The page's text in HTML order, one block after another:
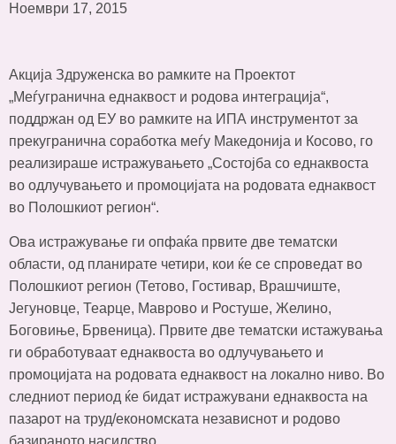
Ноември 17, 2015
Акција Здруженска во рамките на Проектот
„Меѓугранична еднаквост и родова интеграција“,
поддржан од ЕУ во рамките на ИПА инструментот за
прекугранична соработка меѓу Македонија и Косово, го
реализираше истражувањето „Состојба со еднаквоста
во одлучувањето и промоцијата на родовата еднаквост
во Полошкиот регион“.
Ова истражување ги опфаќа првите две тематски
области, од планирате четири, кои ќе се спроведат во
Полошкиот регион (Тетово, Гостивар, Врашчиште,
Јегуновце, Теарце, Маврово и Ростуше, Желино,
Боговиње, Брвеница). Првите две тематски истажувања
ги обработуваат еднаквоста во одлучувањето и
промоцијата на родовата еднаквост на локално ниво. Во
следниот период ќе бидат истражувани еднаквоста на
пазарот на труд/економската независнот и родово